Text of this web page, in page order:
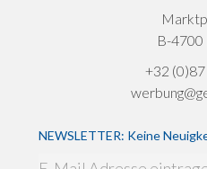
B-4700
+32
NEWSLETTER: Keine